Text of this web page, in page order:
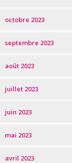
octobre 2023
septembre 2023
août 2023
juillet 2023
juin 2023
mai 2023
avril 2023